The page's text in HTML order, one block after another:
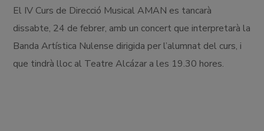
El IV Curs de Direcció Musical AMAN es tancarà
dissabte, 24 de febrer, amb un concert que interpretarà la
Banda Artística Nulense dirigida per l’alumnat del curs, i
que tindrà lloc al Teatre Alcázar a les 19.30 hores.